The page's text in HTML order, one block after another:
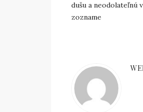
dušu a neodolateľnú
zozname